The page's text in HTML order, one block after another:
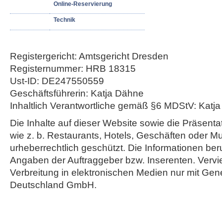
Online-Reservierung
Technik
Registergericht: Amtsgericht Dresden
Registernummer: HRB 18315
Ust-ID: DE247550559
Geschäftsführerin: Katja Dähne
Inhaltlich Verantwortliche gemäß §6 MDStV:
Die Inhalte auf dieser Website sowie die
wie z. b. Restaurants, Hotels, Geschäften oder
urheberrechtlich geschützt. Die Informationen
Angaben der Auftraggeber bzw. Inserenten.
Verbreitung in elektronischen Medien nur mit
Deutschland GmbH.